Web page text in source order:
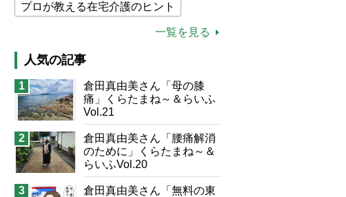
プロが教える在宅介護のヒント
介護食
高木ブー
ケアマネジャー
猫が母になつきません
息子の遠距離介護サバイバル術
兄がボケました
便利なサービス
予防法
一覧を見る
人気の記事
1
倉田真由美さん「母の膝
痛」くらたまね～＆らいふ
Vol.21
2
倉田真由美さん「腰痛解消
のために」くらたまね～＆
らいふVol.20
3
倉田真由美さん「無料の東